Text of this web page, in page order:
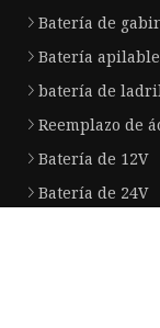
Batería de
Batería apilable
batería de
Reemplazo de
Batería de 12V
Batería de 24V